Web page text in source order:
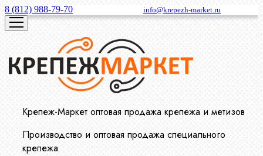
8 (812) 988-79-70 info@krepezh-market.ru
Крепеж-Маркет оптовая продажа крепежа и метизов
Производство и оптовая продажа специального
крепежа